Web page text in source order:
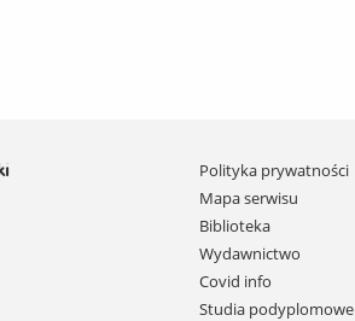
Pomiń
nawigację
i
przejdź
do
treści
Polityka prywatności
Mapa serwisu
Biblioteka
Wydawnictwo
Covid info
Studia podyplomowe